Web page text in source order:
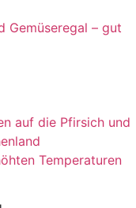
Gemüseregal – gut
auf die Pfirsich und
Temperaturen